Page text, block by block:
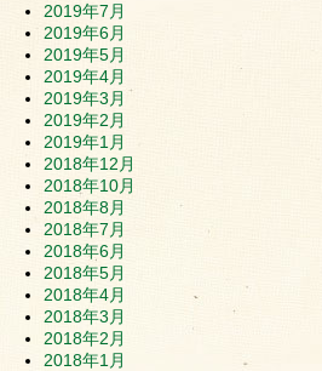
2019年7月
2019年6月
2019年5月
2019年4月
2019年3月
2019年2月
2019年1月
2018年12月
2018年10月
2018年8月
2018年7月
2018年6月
2018年5月
2018年4月
2018年3月
2018年2月
2018年1月